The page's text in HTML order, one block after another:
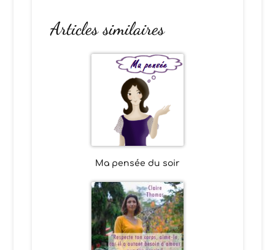
Articles similaires
Ma pensée du soir